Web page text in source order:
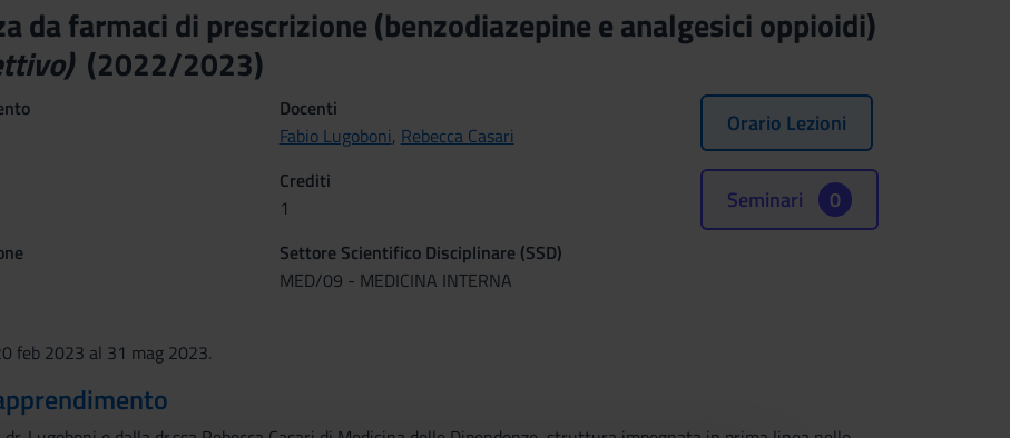
da farmaci di prescrizione (benzodiazepine e analgesici oppioidi)
(2022/2023)
Docenti
Fabio Lugoboni, Rebecca Casari
Crediti
1
Settore Scientifico Disciplinare (SSD)
MED/09 - MEDICINA INTERNA
feb 2023 al 31 mag 2023.
Orario Lezioni
Seminari 0